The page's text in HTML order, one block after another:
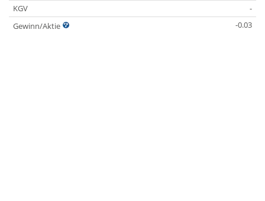
KGV
-
Gewinn/Aktie
-0.03